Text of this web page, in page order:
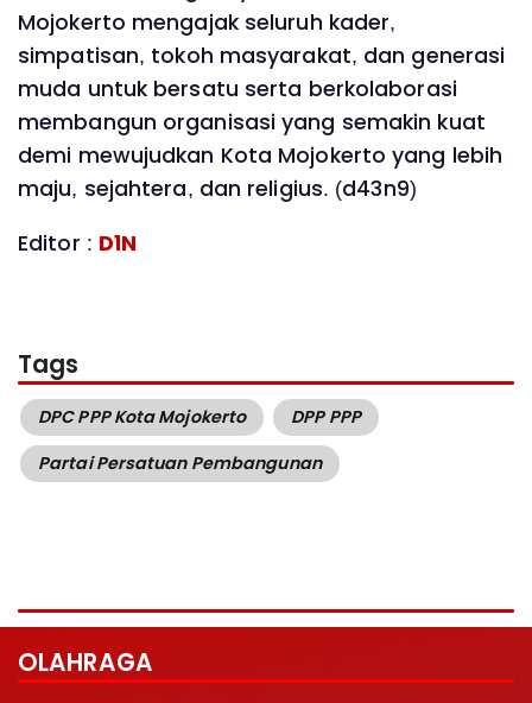
Mojokerto mengajak seluruh kader,
simpatisan, tokoh masyarakat, dan generasi
muda untuk bersatu serta berkolaborasi
membangun organisasi yang semakin kuat
demi mewujudkan Kota Mojokerto yang lebih
maju, sejahtera, dan religius. (d43n9)
Editor : D1N
Tags
DPC PPP Kota Mojokerto
DPP PPP
Partai Persatuan Pembangunan
OLAHRAGA